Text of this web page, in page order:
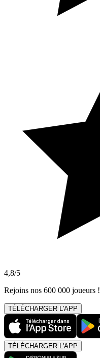
4,8/5
Rejoins nos 600 000 joueurs !
TÉLÉCHARGER L'APP
TÉLÉCHARGER L'APP